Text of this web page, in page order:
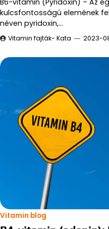
kulcsfontosságú elemének
néven pyridoxin,…
Vitamin fajták- Kata 2023-
Vitamin blog